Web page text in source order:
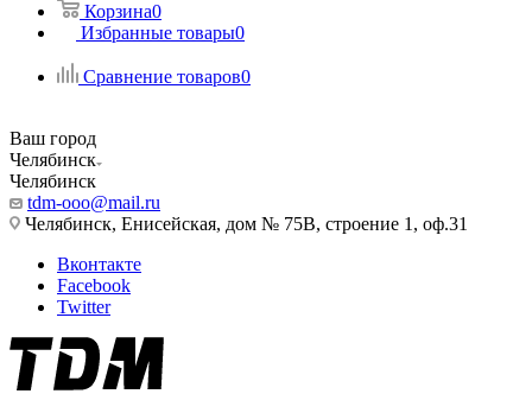
Корзина0
Избранные товары0
Сравнение товаров0
Ваш город
Челябинск
Челябинск
tdm-ooo@mail.ru
Челябинск, Енисейская, дом № 75В, строение 1, оф.31
Вконтакте
Facebook
Twitter